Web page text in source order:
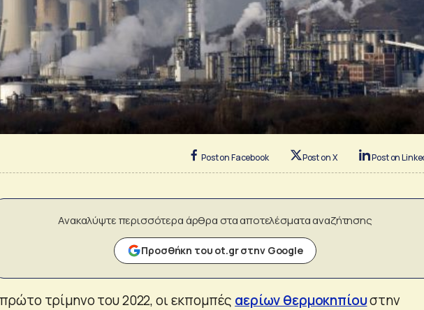
Post on Facebook Post on X Post on
Ανακαλύψτε περισσότερα άρθρα στα αποτελέσματα αναζήτησης
Προσθήκη του ot.gr στην Google
τρίμηνο του 2022, οι εκπομπές αερίων θερμοκηπίουστην